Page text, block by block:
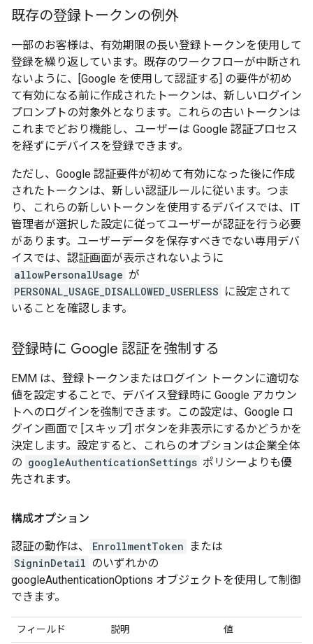
既存の登録トークンの例外
一部のお客様は、有効期限の長い登録トークンを使用して
登録を繰り返しています。既存のワークフローが中断され
ないように、[Google を使用して認証する] の要件が初め
て有効になる前に作成されたトークンは、新しいログイン
プロンプトの対象外となります。これらの古いトークンは
これまでどおり機能し、ユーザーは Google 認証プロセス
を経ずにデバイスを登録できます。
ただし、Google 認証要件が初めて有効になった後に作成
されたトークンは、新しい認証ルールに従います。つま
り、これらの新しいトークンを使用するデバイスでは、IT
管理者が選択した設定に従ってユーザーが認証を行う必要
があります。ユーザーデータを保存すべきでない専用デバ
イスでは、認証画面が表示されないように
allowPersonalUsage が
PERSONAL_USAGE_DISALLOWED_USERLESS に設定されて
いることを確認します。
登録時に Google 認証を強制する
EMM は、登録トークンまたはログイン トークンに適切な
値を設定することで、デバイス登録時に Google アカウン
トへのログインを強制できます。この設定は、Google ロ
グイン画面で [スキップ] ボタンを非表示にするかどうかを
決定します。設定すると、これらのオプションは企業全体
の googleAuthenticationSettings ポリシーよりも優
先されます。
構成オプション
認証の動作は、 EnrollmentToken
または
SigninDetail のいずれかの
googleAuthenticationOptions オブジェクトを使用して制御
できます。
フィールド 説明 値